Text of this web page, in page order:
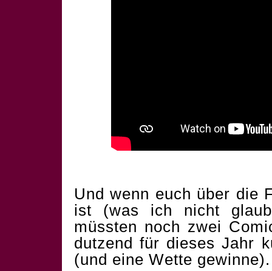
Und wenn euch über die
ist (was ich nicht
müssten noch zwei
dutzend für dieses Jahr
(und eine Wette